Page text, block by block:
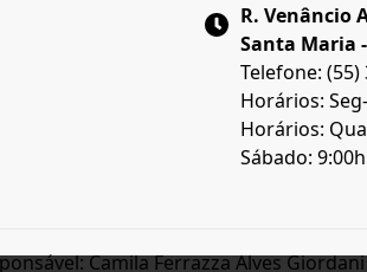
R. Venâncio
Santa Maria -
Telefone: (55)
Horários:
Horários:
Sábado:
Camila Ferrazza Alves